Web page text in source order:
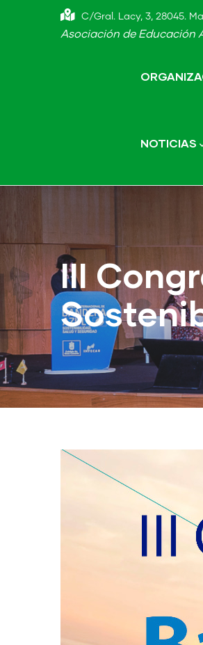
C/Gral. Lacy, 3, 28045.
Asociación de Educación
NOTICIAS
III